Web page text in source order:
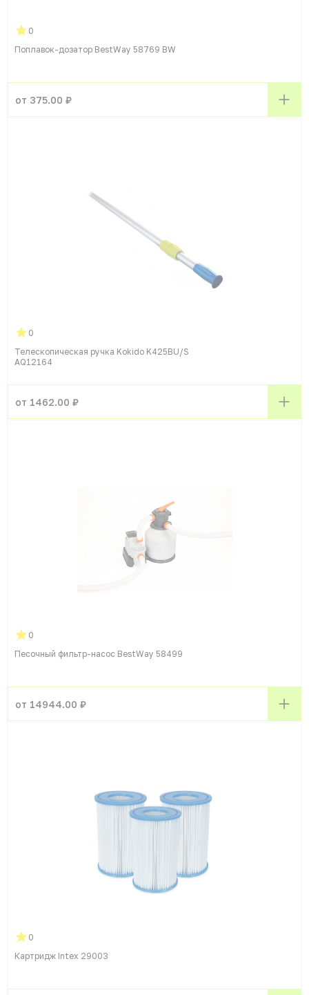
0
Поплавок-дозатор BestWay 58769 BW
от 375.00 ₽
0
Телескопическая ручка Kokido K425BU/S
AQ12164
от 1462.00 ₽
0
Песочный фильтр-насос BestWay 58499
от 14944.00 ₽
0
Картридж Intex 29003